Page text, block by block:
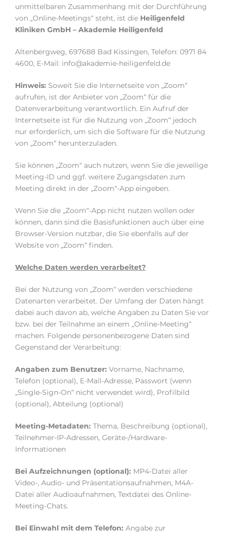
unmittelbaren Zusammenhang mit der Durchführung
von „Online-Meetings“ steht, ist die Heiligenfeld
Kliniken GmbH – Akademie Heiligenfeld
Altenbergweg, 697688 Bad Kissingen, Telefon: 0971 84
4600, E-Mail: info@akademie-heiligenfeld.de
Hinweis: Soweit Sie die Internetseite von „Zoom“
aufrufen, ist der Anbieter von „Zoom“ für die
Datenverarbeitung verantwortlich. Ein Aufruf der
Internetseite ist für die Nutzung von „Zoom“ jedoch
nur erforderlich, um sich die Software für die Nutzung
von „Zoom“ herunterzuladen.
Sie können „Zoom“ auch nutzen, wenn Sie die jeweilige
Meeting-ID und ggf. weitere Zugangsdaten zum
Meeting direkt in der „Zoom“-App eingeben.
Wenn Sie die „Zoom“-App nicht nutzen wollen oder
können, dann sind die Basisfunktionen auch über eine
Browser-Version nutzbar, die Sie ebenfalls auf der
Website von „Zoom“ finden.
Welche Daten werden verarbeitet?
Bei der Nutzung von „Zoom“ werden verschiedene
Datenarten verarbeitet. Der Umfang der Daten hängt
dabei auch davon ab, welche Angaben zu Daten Sie vor
bzw. bei der Teilnahme an einem „Online-Meeting“
machen. Folgende personenbezogene Daten sind
Gegenstand der Verarbeitung:
Angaben zum Benutzer: Vorname, Nachname,
Telefon (optional), E-Mail-Adresse, Passwort (wenn
„Single-Sign-On“ nicht verwendet wird), Profilbild
(optional), Abteilung (optional)
Meeting-Metadaten: Thema, Beschreibung (optional),
Teilnehmer-IP-Adressen, Geräte-/Hardware-
Informationen
Bei Aufzeichnungen (optional): MP4-Datei aller
Video-, Audio- und Präsentationsaufnahmen, M4A-
Datei aller Audioaufnahmen, Textdatei des Online-
Meeting-Chats.
Bei Einwahl mit dem Telefon: Angabe zur